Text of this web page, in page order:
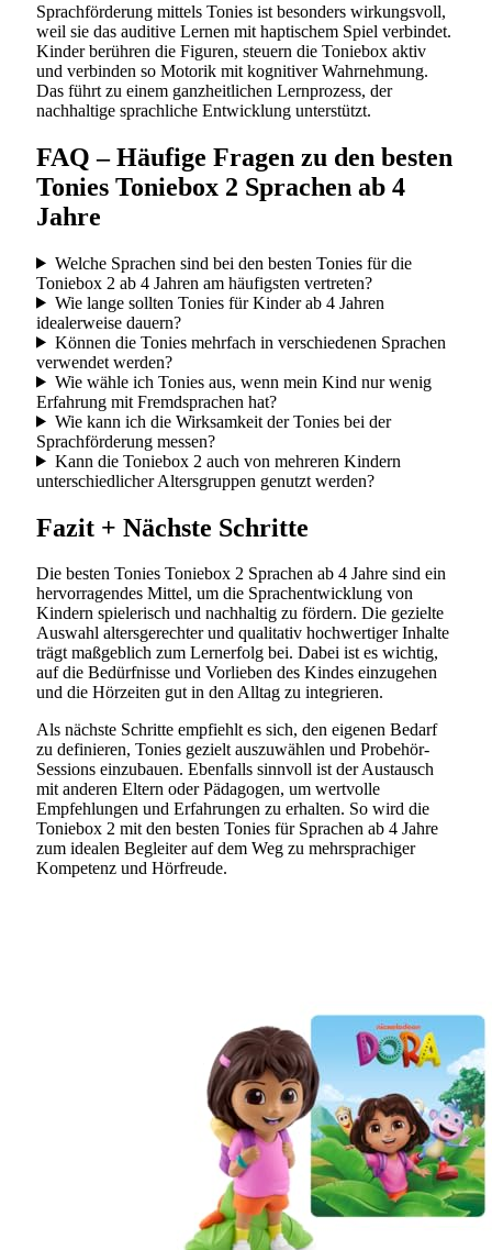
Sprachförderung mittels Tonies ist besonders wirkungsvoll,
weil sie das auditive Lernen mit haptischem Spiel verbindet.
Kinder berühren die Figuren, steuern die Toniebox aktiv
und verbinden so Motorik mit kognitiver Wahrnehmung.
Das führt zu einem ganzheitlichen Lernprozess, der
nachhaltige sprachliche Entwicklung unterstützt.
FAQ – Häufige Fragen zu den besten
Tonies Toniebox 2 Sprachen ab 4
Jahre
Welche Sprachen sind bei den besten Tonies für die
Toniebox 2 ab 4 Jahren am häufigsten vertreten?
Wie lange sollten Tonies für Kinder ab 4 Jahren
idealerweise dauern?
Können die Tonies mehrfach in verschiedenen Sprachen
verwendet werden?
Wie wähle ich Tonies aus, wenn mein Kind nur wenig
Erfahrung mit Fremdsprachen hat?
Wie kann ich die Wirksamkeit der Tonies bei der
Sprachförderung messen?
Kann die Toniebox 2 auch von mehreren Kindern
unterschiedlicher Altersgruppen genutzt werden?
Fazit + Nächste Schritte
Die besten Tonies Toniebox 2 Sprachen ab 4 Jahre sind ein
hervorragendes Mittel, um die Sprachentwicklung von
Kindern spielerisch und nachhaltig zu fördern. Die gezielte
Auswahl altersgerechter und qualitativ hochwertiger Inhalte
trägt maßgeblich zum Lernerfolg bei. Dabei ist es wichtig,
auf die Bedürfnisse und Vorlieben des Kindes einzugehen
und die Hörzeiten gut in den Alltag zu integrieren.
Als nächste Schritte empfiehlt es sich, den eigenen Bedarf
zu definieren, Tonies gezielt auszuwählen und Probehör-
Sessions einzubauen. Ebenfalls sinnvoll ist der Austausch
mit anderen Eltern oder Pädagogen, um wertvolle
Empfehlungen und Erfahrungen zu erhalten. So wird die
Toniebox 2 mit den besten Tonies für Sprachen ab 4 Jahre
zum idealen Begleiter auf dem Weg zu mehrsprachiger
Kompetenz und Hörfreude.